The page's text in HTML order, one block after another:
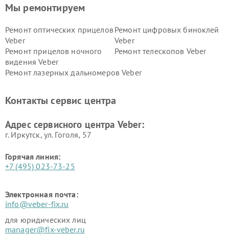
Мы ремонтируем
Ремонт оптических прицелов
Veber
Ремонт цифровых биноклей
Veber
Ремонт прицелов ночного
видения Veber
Ремонт телескопов Veber
Ремонт лазерных дальномеров Veber
Контакты сервис центра
Адрес сервисного центра Veber:
г. Иркутск, ул. ​Гоголя, 57
Горячая линия:
+7 (495) 023-73-25
Электронная почта:
info@veber-fix.ru
для юридических лиц
manager@fix-veber.ru